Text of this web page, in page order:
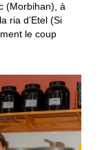
(Morbihan), à
ria d’Etel (Si
le coup